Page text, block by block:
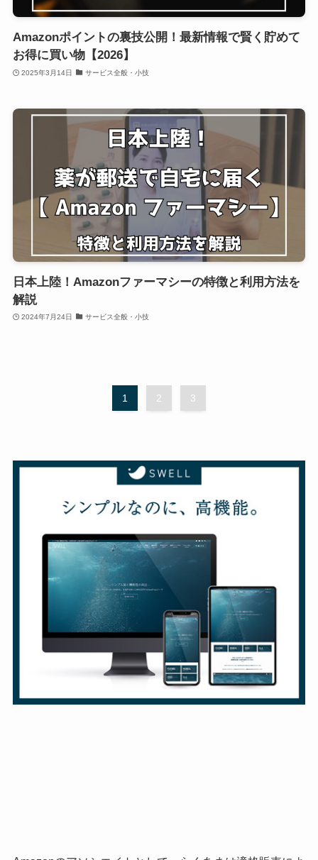
Amazonポイントの裏技公開！最新情報で賢く貯めて
お得に買い物【2026】
2025年3月14日 サービス全般・小技
日本上陸！Amazonファーマシーの特徴と利用方法を
解説
2024年7月24日 サービス全般・小技
1 2 3